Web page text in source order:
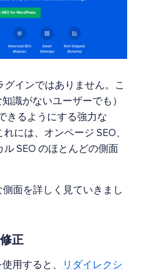
グインではありません。こ
識がないユーザーでも）
きるようにする強力な
には、オンページ SEO、
SEO のほとんどの側面
面を詳しく見ていきまし
正
用すると、
リダイレクシ